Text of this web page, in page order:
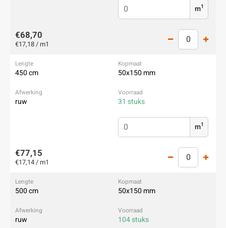
m1
€68,70
€17,18 / m1
450 cm 50x150 mm
ruw 31 stuks
m1
€77,15
€17,14 / m1
500 cm 50x150 mm
ruw 104 stuks